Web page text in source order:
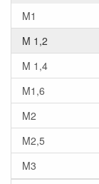
M1
M 1,2
M 1,4
M1,6
M2
M2,5
M3